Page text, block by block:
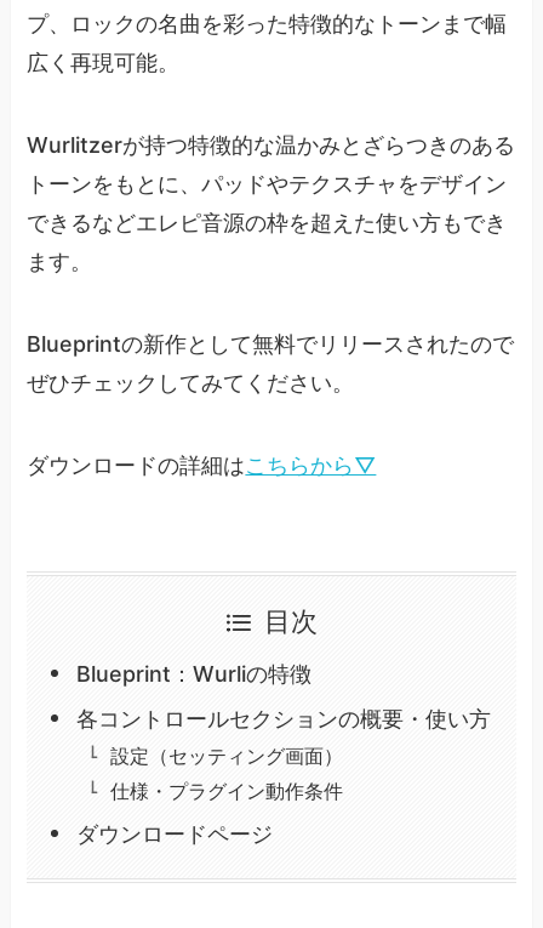
プ、ロックの名曲を彩った特徴的なトーンまで幅
広く再現可能。
Wurlitzerが持つ特徴的な温かみとざらつきのある
トーンをもとに、パッドやテクスチャをデザイン
できるなどエレピ音源の枠を超えた使い方もでき
ます。
Blueprintの新作として無料でリリースされたので
ぜひチェックしてみてください。
ダウンロードの詳細はこちらから▽
目次
Blueprint：Wurliの特徴
各コントロールセクションの概要・使い方
設定（セッティング画面）
仕様・プラグイン動作条件
ダウンロードページ